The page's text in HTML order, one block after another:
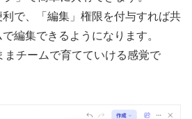
で、「編集」権限を付与すれば共
編集できるようになります。
チームで育てていける感覚で